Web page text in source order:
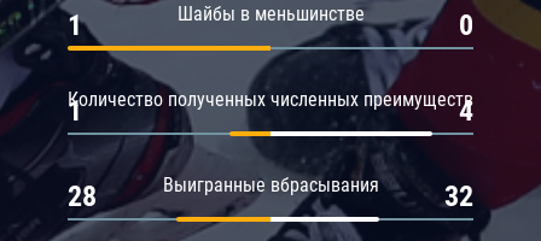
Шайбы в меньшинстве
1 0
Количество полученных численных преимуществ
1 4
Выигранные вбрасывания
28 32